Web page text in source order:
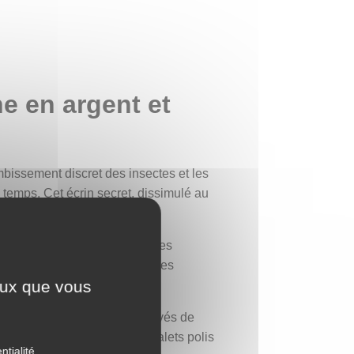
en argent et
discret des insectes et les
Cet écrin secret, dissimulé au
et vibrant de vie. Ses
des poissons, les herbes
Les cercles sont gravés de
semblables à des galets polis
que vous